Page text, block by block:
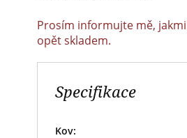
Prosím informujte mě,
opět skladem.
Specifikace
Kov: